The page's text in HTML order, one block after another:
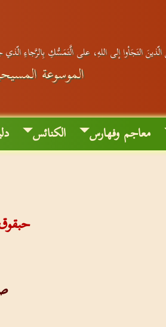
التَجَأوا إلى اللهِ، على الَّتَمَسُّكِ بِالرَّجاءِ الّذي
الموسوعة
معاجم وفهارس الكنائس